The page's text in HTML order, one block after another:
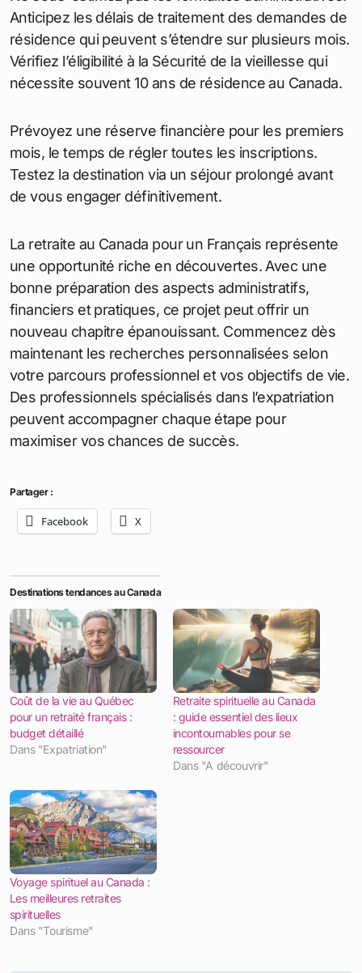
Anticipez les délais de traitement des demandes de
résidence qui peuvent s’étendre sur plusieurs mois.
Vérifiez l’éligibilité à la Sécurité de la vieillesse qui
nécessite souvent 10 ans de résidence au Canada.
Prévoyez une réserve financière pour les premiers
mois, le temps de régler toutes les inscriptions.
Testez la destination via un séjour prolongé avant
de vous engager définitivement.
La retraite au Canada pour un Français représente
une opportunité riche en découvertes. Avec une
bonne préparation des aspects administratifs,
financiers et pratiques, ce projet peut offrir un
nouveau chapitre épanouissant. Commencez dès
maintenant les recherches personnalisées selon
votre parcours professionnel et vos objectifs de vie.
Des professionnels spécialisés dans l’expatriation
peuvent accompagner chaque étape pour
maximiser vos chances de succès.
Partager :
Facebook X
Destinations tendances au Canada
Coût de la vie au Québec
pour un retraité français :
budget détaillé
Dans "Expatriation"
Retraite spirituelle au Canada
: guide essentiel des lieux
incontournables pour se
ressourcer
Dans "A découvrir"
Voyage spirituel au Canada :
Les meilleures retraites
spirituelles
Dans "Tourisme"